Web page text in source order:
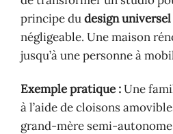
principe dudesign universel
négligeable. Une maison
jusqu’à une personne à
Exemple pratique :Une
à l’aide de cloisons
grand-mère semi-